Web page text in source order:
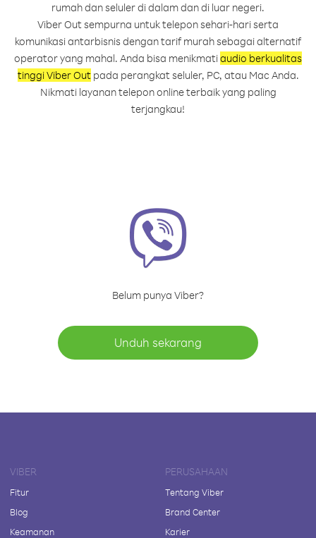
rumah dan seluler di dalam dan di luar negeri.
Viber Out sempurna untuk telepon sehari-hari serta
komunikasi antarbisnis dengan tarif murah sebagai alternatif
operator yang mahal. Anda bisa menikmatiaudio berkualitas
tinggi Viber Outpada perangkat seluler, PC, atau Mac Anda.
Nikmati layanan telepon online terbaik yang paling
terjangkau!
Belum punya Viber?
Unduh sekarang
VIBER
Fitur
Blog
Keamanan
PERUSAHAAN
Tentang Viber
Brand Center
Karier